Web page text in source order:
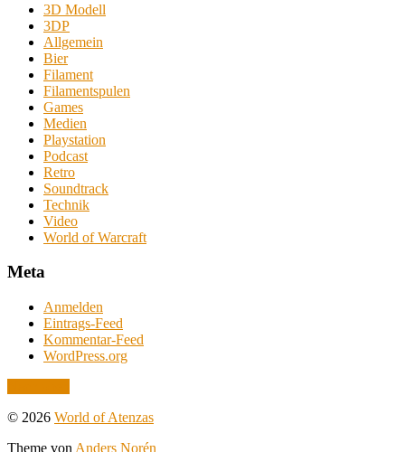
3D Modell
3DP
Allgemein
Bier
Filament
Filamentspulen
Games
Medien
Playstation
Podcast
Retro
Soundtrack
Technik
Video
World of Warcraft
Meta
Anmelden
Eintrags-Feed
Kommentar-Feed
WordPress.org
© 2026 World of Atenzas
Theme von Anders Norén